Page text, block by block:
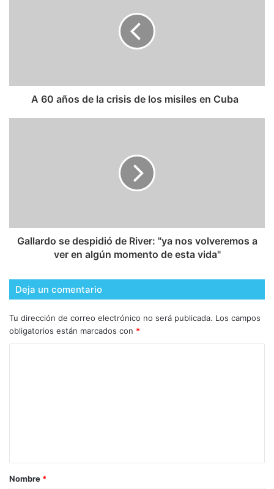
A 60 años de la crisis de los misiles en Cuba
Gallardo se despidió de River: "ya nos volveremos a
ver en algún momento de esta vida"
Deja un comentario
Tu dirección de correo electrónico no será publicada. Los campos
obligatorios están marcados con *
Nombre *